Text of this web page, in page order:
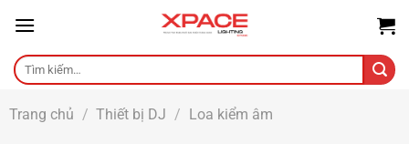
content
Tìm
kiếm:
Trang chủ / Thiết bị DJ / Loa kiểm âm